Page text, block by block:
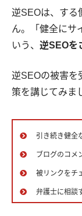
逆SEOは、する
ん。「健全にサ
いう、 逆SEOを
逆SEOの被害を
策を講じてみま
引き続き健全
ブログのコメ
被リンクをチ
弁護士に相談